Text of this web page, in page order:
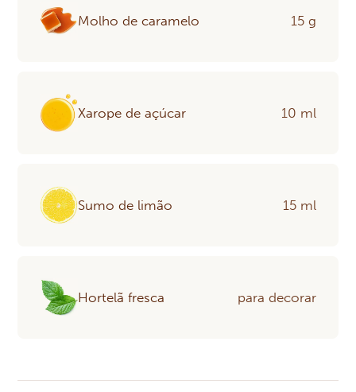
Molho de caramelo 15 g
Xarope de açúcar 10 ml
Sumo de limão 15 ml
Hortelã fresca para decorar